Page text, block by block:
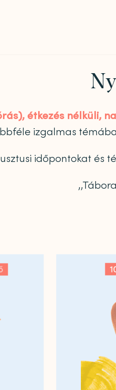
étkezés nélküli,
izgalmas
időpontokat és